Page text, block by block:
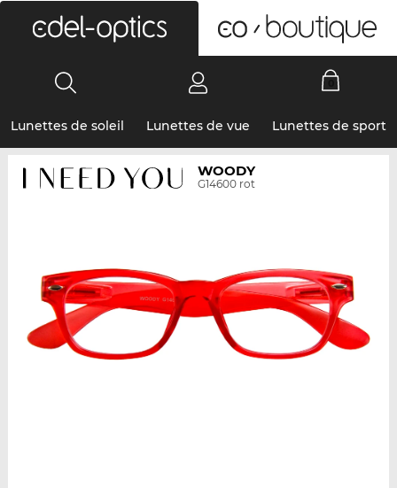
Lunettes de soleil Lunettes de vue Lunettes de sport
WOODY
G14600 rot